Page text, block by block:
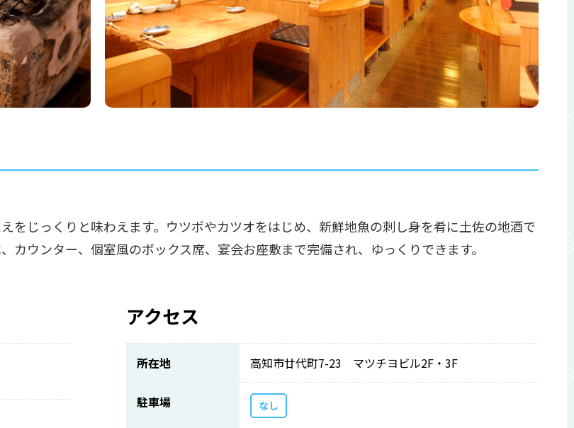
をじっくりと味わえます。ウツボやカツオをはじめ、新鮮地魚の刺し身を肴に土佐の地酒で
ウンター、個室風のボックス席、宴会お座敷まで完備され、ゆっくりできます。
アクセス
所在地 高知市廿代町7-23 マツチヨビル2F・3F
駐車場 なし